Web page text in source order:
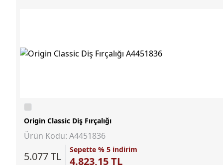
Origin Classic Diş Fırçalığı
Ürün Kodu: A4451836
5.077 TL
Sepette % 5 indirim
4.823,15 TL